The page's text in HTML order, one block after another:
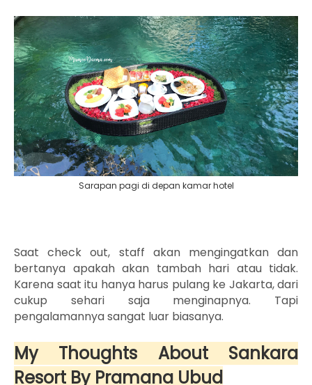
Sarapan pagi di depan kamar hotel
Saat check out, staff akan mengingatkan dan
bertanya apakah akan tambah hari atau tidak.
Karena saat itu hanya harus pulang ke Jakarta, dari
cukup sehari saja menginapnya. Tapi
pengalamannya sangat luar biasanya.
My Thoughts About Sankara
Resort By Pramana Ubud